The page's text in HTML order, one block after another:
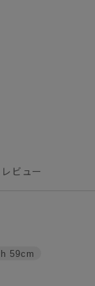
レビュー
59cm